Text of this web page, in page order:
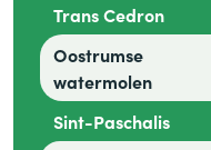
Trans Cedron
Oostrumse
watermolen
Sint-Paschalis